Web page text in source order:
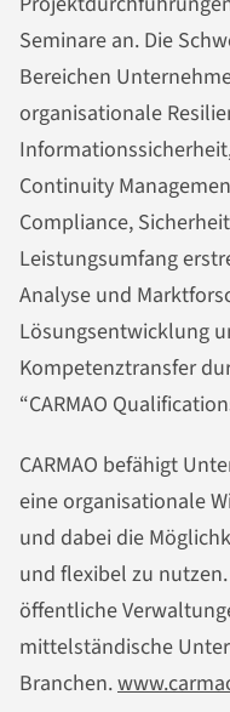
Seminare an. Die
Bereichen
organisationale
Continuity
Compliance,
Leistungsumfang
Analyse und
Lösungsentwicklung
Kompetenztransfer
“CARMAO
CARMAO befähigt
eine organisationale
und dabei die
und flexibel zu
öffentliche
mittelständische
Branchen.